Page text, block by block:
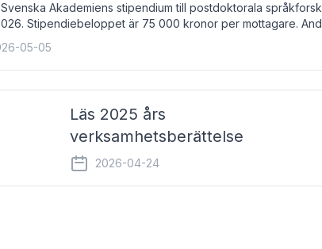
Akademiens stipendium till postdoktorala
Stipendiebeloppet är 75 000 kronor per mottagare.
född 1984, är universitet
05-05
Läs 2025 års
verksamhetsberättelse
2026-04-24